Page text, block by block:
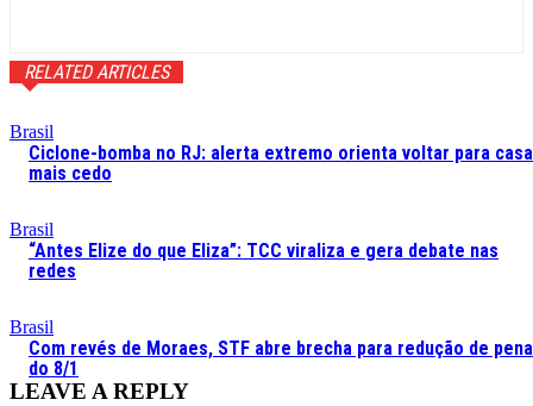
RELATED ARTICLES
Brasil
Ciclone-bomba no RJ: alerta extremo orienta voltar para casa
mais cedo
Brasil
“Antes Elize do que Eliza”: TCC viraliza e gera debate nas
redes
Brasil
Com revés de Moraes, STF abre brecha para redução de
do 8/1
LEAVE A REPLY